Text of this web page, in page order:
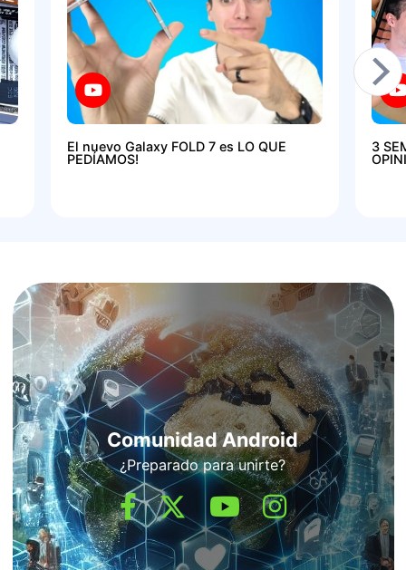
El nuevo Galaxy FOLD 7 es LO QUE
PEDÍAMOS!
3
Comunidad Android
¿Preparado para unirte?